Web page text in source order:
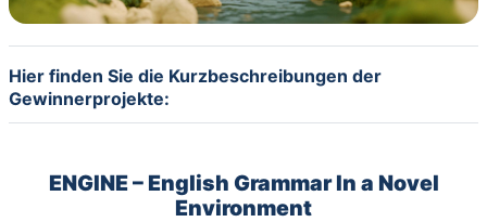
Hier finden Sie die Kurzbeschreibungen der
Gewinnerprojekte:
ENGINE – English Grammar In a Novel
Environment